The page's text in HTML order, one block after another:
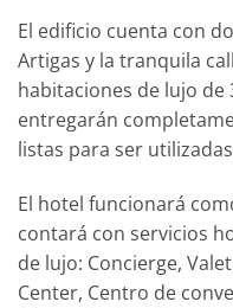
El edificio cuenta con
Artigas y la tranquila
habitaciones de lujo
entregarán
listas para ser
El hotel funcionará
contará con servicios
de lujo: Concierge,
Center, Centro de